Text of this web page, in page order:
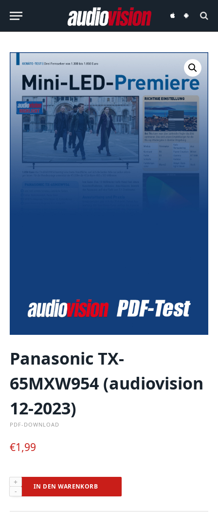
audiovisionaudiovision
Panasonic TX-
65MXW954 (audiovision
12-2023)
PDF-DOWNLOAD
€1,99
Panasonic
TX-
IN DEN WARENKORB